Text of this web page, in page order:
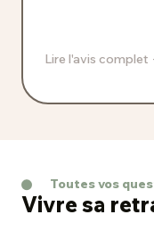
Lire l'avis complet
Toutes vos
Vivre sa